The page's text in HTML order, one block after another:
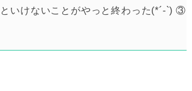
いけないことがやっと終わった(*´-`) ③